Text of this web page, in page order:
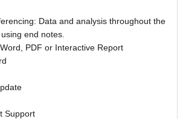
Data and analysis throughout the
end notes.
PDF or Interactive Report
Support